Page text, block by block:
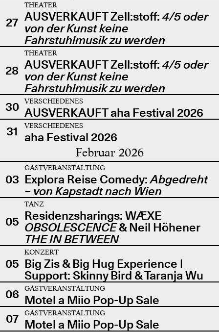
27
THEATER
AUSVERKAUFT Zell:stoff: 4/5 oder
von der Kunst keine
Fahrstuhlmusik zu werden
28
THEATER
AUSVERKAUFT Zell:stoff: 4/5 oder
von der Kunst keine
Fahrstuhlmusik zu werden
30
VERSCHIEDENES
AUSVERKAUFT aha Festival 2026
31
VERSCHIEDENES
aha Festival 2026
Februar 2026
03
GASTVERANSTALTUNG
Explora Reise Comedy:Abgedreht
– von Kapstadt nach Wien
05
TANZ
Residenzsharings: WÆXE
OBSOLESCENCE& Neil Höhener
THE IN BETWEEN
05
KONZERT
Big Zis & Big Hug Experience |
Support: Skinny Bird & Taranja Wu
06
GASTVERANSTALTUNG
Motel a Miio Pop-Up Sale
07
GASTVERANSTALTUNG
Motel a Miio Pop-Up Sale